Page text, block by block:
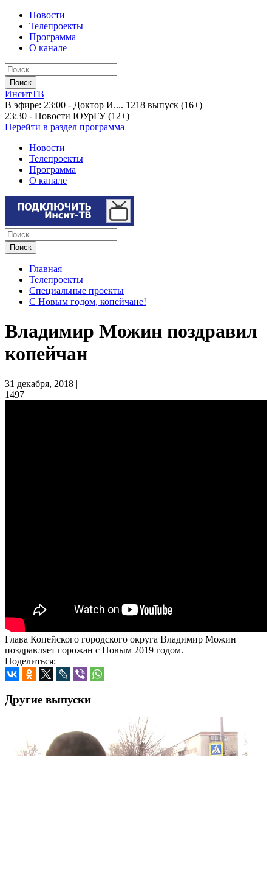
Новости
Телепроекты
Программа
О канале
ИнситТВ
В эфире: 23:00 - Доктор И.... 1218 выпуск (16+)
23:30 - Новости ЮУрГУ (12+)
Перейти в раздел программа
Новости
Телепроекты
Программа
О канале
Главная
Телепроекты
Специальные проекты
С Новым годом, копейчане!
Владимир Можин поздравил
копейчан
31 декабря, 2018 |
1497
Глава Копейского городского округа Владимир Можин
поздравляет горожан с Новым 2019 годом.
Поделиться:
Другие выпуски